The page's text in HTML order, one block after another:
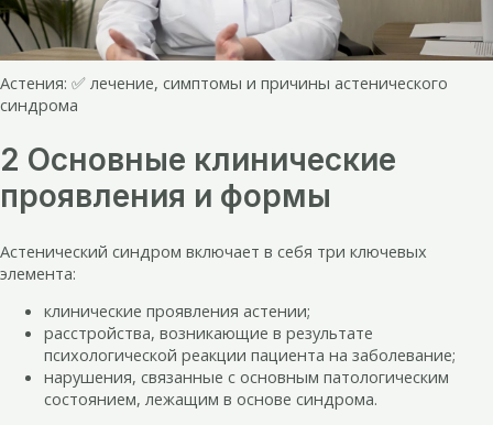
Астения: ✅ лечение, симптомы и причины астенического
синдрома
2 Основные клинические
проявления и формы
Астенический синдром включает в себя три ключевых
элемента:
клинические проявления астении;
расстройства, возникающие в результате
психологической реакции пациента на заболевание;
нарушения, связанные с основным патологическим
состоянием, лежащим в основе синдрома.